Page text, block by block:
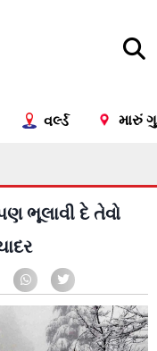
વર્લ્ડ મારું
ભૂલાવી દે તેવો